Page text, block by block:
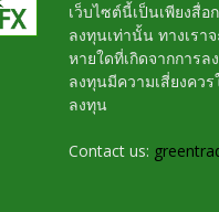
เว็บไซต์นี้เป็นเพียงสื่
ลงทุนเท่านั้น ทางเรา
หายใดที่เกิดจากการ
ลงทุนมีความเสี่ยงค
ลงทุน
Contact us: